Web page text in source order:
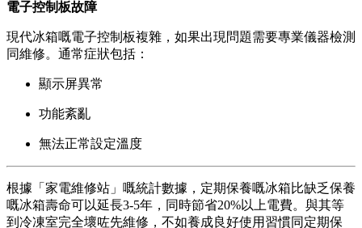
電子控制板故障
現代冰箱嘅電子控制板複雜，如果出現問題需要專業儀器檢測
同維修。通常症狀包括：
顯示屏異常
功能紊亂
無法正常設定溫度
根據「家電維修站」嘅統計數據，定期保養嘅冰箱比缺乏保養
嘅冰箱壽命可以延長3-5年，同時節省20%以上電費。與其等
到冷凍室完全壞咗先維修，不如養成良好使用習慣同定期保